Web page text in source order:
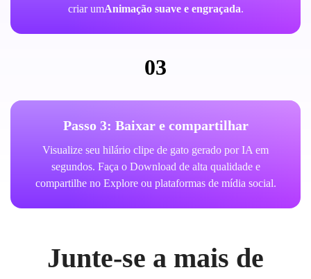
criar umAnimação suave e engraçada.
03
Passo 3: Baixar e compartilhar
Visualize seu hilário clipe de gato gerado por IA em
segundos. Faça o Download de alta qualidade e
compartilhe no Explore ou plataformas de mídia social.
Junte-se a mais de